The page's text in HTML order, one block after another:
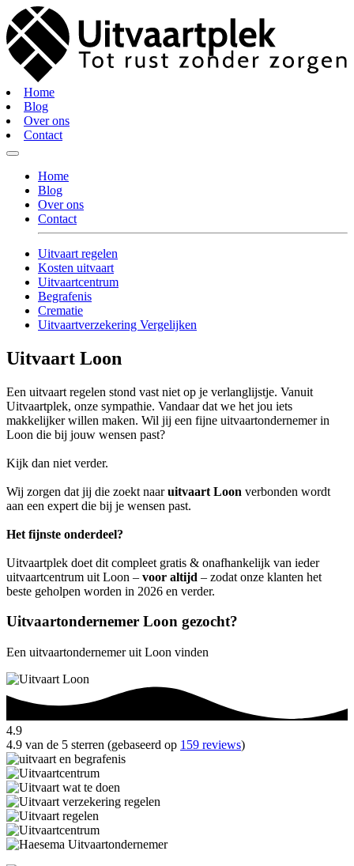
Home
Blog
Over ons
Contact
Home
Blog
Over ons
Contact
Uitvaart regelen
Kosten uitvaart
Uitvaartcentrum
Begrafenis
Crematie
Uitvaartverzekering Vergelijken
Uitvaart Loon
Een uitvaart regelen stond vast niet op je verlanglijstje. Vanuit
Uitvaartplek, onze sympathie. Vandaar dat we het jou iets
makkelijker willen maken. Wil jij een fijne uitvaartondernemer in
Loon die bij jouw wensen past?
Kijk dan niet verder.
Wij zorgen dat jij die zoekt naaruitvaart Loon verbonden wordt
aan een expert die bij je wensen past.
Het fijnste onderdeel?
Uitvaartplek doet dit compleet gratis & onafhankelijk van ieder
uitvaartcentrum uit Loon – voor altijd – zodat onze klanten het
beste geholpen worden in 2026 en verder.
Uitvaartondernemer Loon gezocht?
Een uitvaartondernemer uit Loon vinden
4.9
4.9 van de 5 sterren (gebaseerd op 159 reviews)